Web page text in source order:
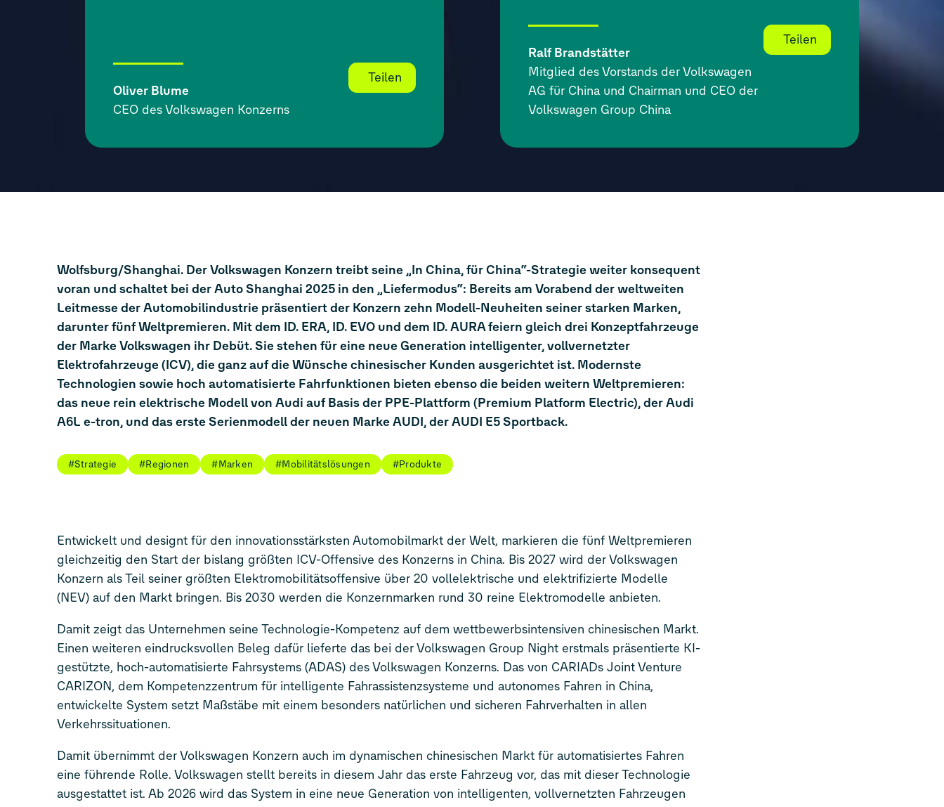
Oliver Blume
CEO des Volkswagen Konzerns
Teilen
Ralf Brandstätter
Mitglied des Vorstands der Volkswagen
AG für China und Chairman und CEO der
Volkswagen Group China
Teilen
Wolfsburg/Shanghai. Der Volkswagen Konzern treibt seine „In China, für China“-Strategie weiter konsequent
voran und schaltet bei der Auto Shanghai 2025 in den „Liefermodus“: Bereits am Vorabend der weltweiten
Leitmesse der Automobilindustrie präsentiert der Konzern zehn Modell-Neuheiten seiner starken Marken,
darunter fünf Weltpremieren. Mit dem ID. ERA, ID. EVO und dem ID. AURA feiern gleich drei Konzeptfahrzeuge
der Marke Volkswagen ihr Debüt. Sie stehen für eine neue Generation intelligenter, vollvernetzter
Elektrofahrzeuge (ICV), die ganz auf die Wünsche chinesischer Kunden ausgerichtet ist. Modernste
Technologien sowie hoch automatisierte Fahrfunktionen bieten ebenso die beiden weitern Weltpremieren:
das neue rein elektrische Modell von Audi auf Basis der PPE-Plattform (Premium Platform Electric), der Audi
A6L e-tron, und das erste Serienmodell der neuen Marke AUDI, der AUDI E5 Sportback.
#Strategie #Regionen #Marken #Mobilitätslösungen #Produkte
Entwickelt und designt für den innovationsstärksten Automobilmarkt der Welt, markieren die fünf Weltpremieren
gleichzeitig den Start der bislang größten ICV-Offensive des Konzerns in China. Bis 2027 wird der Volkswagen
Konzern als Teil seiner größten Elektromobilitätsoffensive über 20 vollelektrische und elektrifizierte Modelle
(NEV) auf den Markt bringen. Bis 2030 werden die Konzernmarken rund 30 reine Elektromodelle anbieten.
Damit zeigt das Unternehmen seine Technologie-Kompetenz auf dem wettbewerbsintensiven chinesischen Markt.
Einen weiteren eindrucksvollen Beleg dafür lieferte das bei der Volkswagen Group Night erstmals präsentierte KI-
gestützte, hoch-automatisierte Fahrsystems (ADAS) des Volkswagen Konzerns. Das von CARIADs Joint Venture
CARIZON, dem Kompetenzzentrum für intelligente Fahrassistenzsysteme und autonomes Fahren in China,
entwickelte System setzt Maßstäbe mit einem besonders natürlichen und sicheren Fahrverhalten in allen
Verkehrssituationen.
Damit übernimmt der Volkswagen Konzern auch im dynamischen chinesischen Markt für automatisiertes Fahren
eine führende Rolle. Volkswagen stellt bereits in diesem Jahr das erste Fahrzeug vor, das mit dieser Technologie
ausgestattet ist. Ab 2026 wird das System in eine neue Generation von intelligenten, vollvernetzten Fahrzeugen